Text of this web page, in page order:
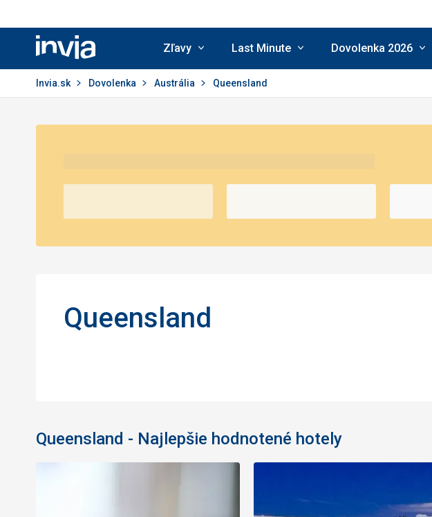
Invia.sk
Zľavy Last Minute Dovolenka 2026
Invia.sk Dovolenka Austrália Queensland
Queensland
Queensland - Najlepšie hodnotené hotely